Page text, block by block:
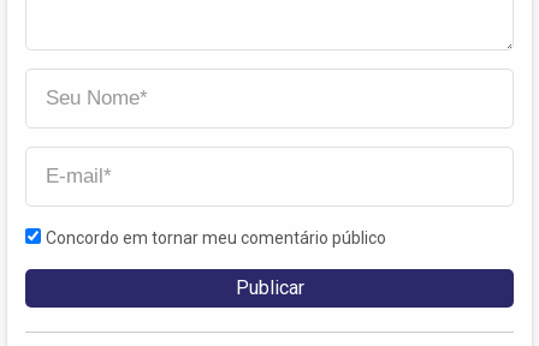
Concordo em tornar meu comentário público